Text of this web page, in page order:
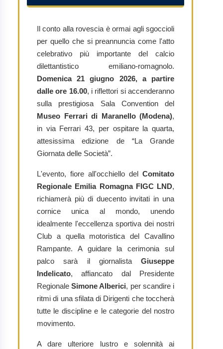
Il conto alla rovescia è ormai agli sgoccioli
per quello che si preannuncia come l'atto
celebrativo più importante del calcio
dilettantistico emiliano-romagnolo.
Domenica 21 giugno 2026, a partire
dalle ore 16.00, i riflettori si accenderanno
sulla prestigiosa Sala Convention del
Museo Ferrari di Maranello (Modena),
in via Ferrari 43, per ospitare la quarta,
attesissima edizione de “La Grande
Giornata delle Società”.
L'evento, fiore all'occhiello del Comitato
Regionale Emilia Romagna FIGC LND,
richiamerà più di duecento invitati in una
cornice unica al mondo, unendo
idealmente l'eccellenza sportiva dei nostri
Club a quella motoristica del Cavallino
Rampante. A guidare la cerimonia sul
palco sarà il giornalista Giuseppe
Indelicato, affiancato dal Presidente
RegionaleSimone Alberici, per scandire i
ritmi di una sfilata di Dirigenti che toccherà
tutte le discipline e le categorie del nostro
movimento.
A dare ulteriore lustro e solennità ai